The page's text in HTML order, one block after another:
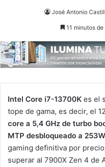
José Antonio
11 minutos
Intel Core i7-13700K es el
tope de gama, es decir, el
core a 5,4 GHz de turbo
MTP desbloqueado a 253W
gaming definitiva por
superar al 7900X Zen 4 de